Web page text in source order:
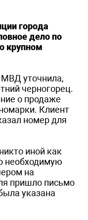
города
дело по
крупном
МВД уточнила,
черногорец.
о продаже
Клиент
номер для
иной как
необходимую
на
пришло письмо
указана